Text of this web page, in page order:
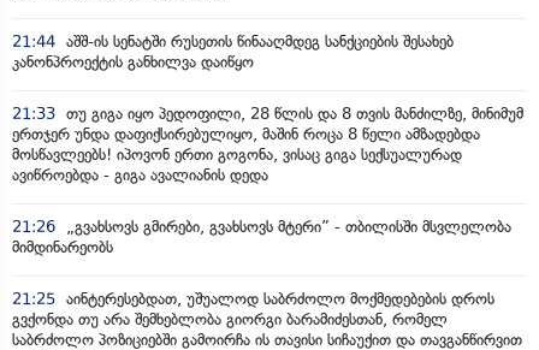
21:44 აშშ-ის სენატში რუსეთის წინააღმდეგ სანქციების შესახებ
კანონპროექტის განხილვა დაიწყო
21:33 თუ გიგა იყო პედოფილი, 28 წლის და 8 თვის მანძილზე, მინიმუმ
ერთჯერ უნდა დაფიქსირებულიყო, მაშინ როცა 8 წელი ამზადებდა
მოსწავლეებს! იპოვონ ერთი გოგონა, ვისაც გიგა სექსუალურად
ავიწროებდა - გიგა ავალიანის დედა
21:26
„გვახსოვს გმირები, გვახსოვს მტერი” - თბილისში მსვლელობა
მიმდინარეობს
21:25 აინტერესებდათ, უშუალოდ საბრძოლო მოქმედებების დროს
გვქონდა თუ არა შემხებლობა გიორგი ბარამიძესთან, რომელ
საბრძოლო პოზიციებში გამოირჩა ის თავისი სიჩაუქით და თავგანწირვით